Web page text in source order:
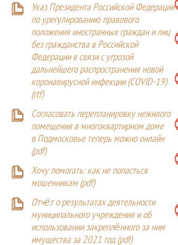
Указ Президента Российской Федерации
по урегулированию правового
положения иностранных граждан и лиц
без гражданства в Российской
Федерации в связи с угрозой
дальнейшего распространения новой
коронавирусной инфекции (COVID-19)
(rtf)
Согласовать перепланировку нежилого
помещения в многоквартирном доме
в Подмосковье теперь можно онлайн
(pdf)
Хочу помогать: как не попасться
мошенникам (pdf)
Отчёт о результатах деятельности
муниципального учреждения и об
использовании закреплённого за ним
имущества за 2021 год (pdf)